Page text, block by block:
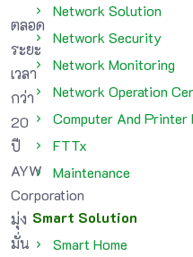
ตลอด
ระยะ
เวลา
กว่า
20
ปี
AYW
Corporation
มุ่ง
มั่น
Network Solution
Network Security
Network Monitoring
Network Operation
Computer And Printer
FTTx
Maintenance
Smart Solution
Smart Home